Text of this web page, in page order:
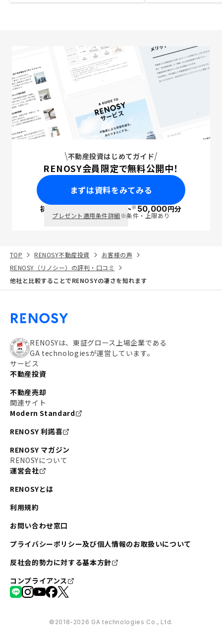
不動産投資はじめてガイド
RENOSY会員限定で無料公開中！
まずは資料をみてみる
初回面談で ポイント※50,000円分
プレゼント適用条件詳細※条件・上限あり
TOP RENOSY不動産投資
お客様の声
RENOSY（リノシー）の評判・口コミ
他社と比較することでRENOSYの凄さを知れます
RENOSYは、東証グロース上場企業である
GA technologiesが運営しています。
サービス
不動産投資
不動産売却
関連サイト
Modern Standard
RENOSY 利諾喜
RENOSY マガジン
RENOSYについて
運営会社
RENOSYとは
利用規約
お問い合わせ窓口
プライバシーポリシー及び個人情報のお取扱いについて
反社会的勢力に対する基本方針
コンプライアンス
©︎2018-2026 GA technologies Co., Ltd.